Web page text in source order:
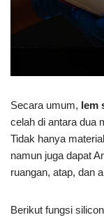
Secara umum, lem
celah di antara dua
Tidak hanya
namun juga dapat
ruangan, atap, dan
Berikut fungsi